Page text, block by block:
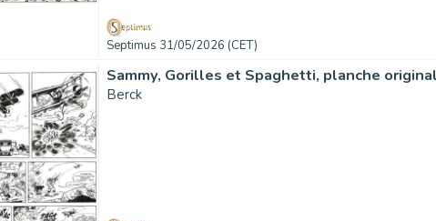
Septimus 31/05/2026 (CET)
Berck